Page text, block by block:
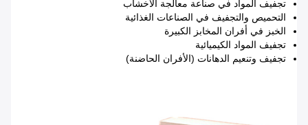
تجفيف المواد في صناعة معالجة الأخشاب
التحميص والتجفيف في الصناعات الغذائية
الخبز في أفران المخابز الكبيرة
تجفيف المواد الكيميائية
تجفيف وتنعيم الدهانات (الأفران الحاضنة)